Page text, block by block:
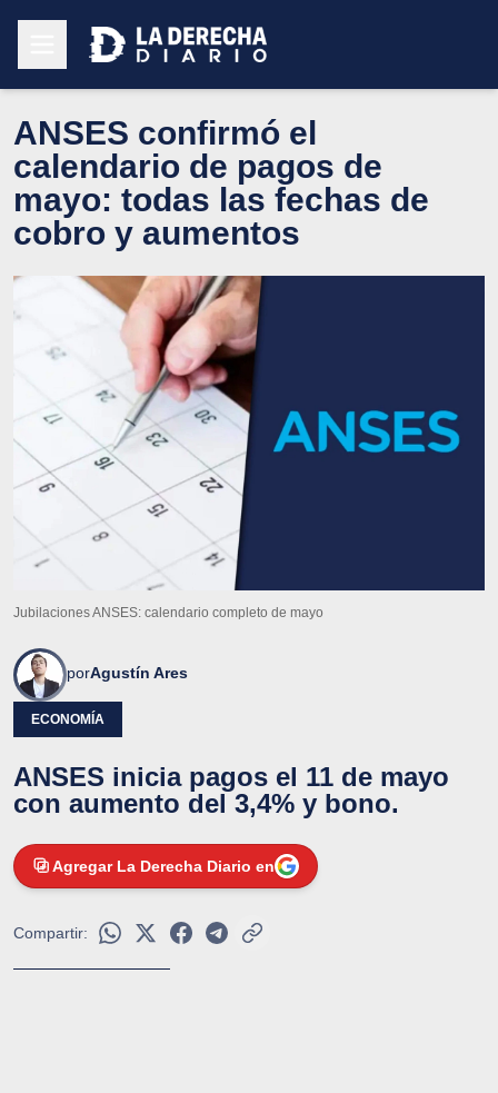
ANSES confirmó el
calendario de pagos de
mayo: todas las fechas de
cobro y aumentos
Jubilaciones ANSES: calendario completo de mayo
porAgustín Ares
ECONOMÍA
ANSES inicia pagos el 11 de mayo
con aumento del 3,4% y bono.
Agregar La Derecha Diario en
Compartir: